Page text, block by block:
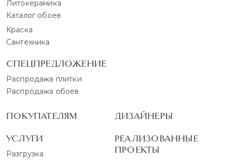
Литокерамика
Каталог обоев
Краска
Сантехника
СПЕЦПРЕДЛОЖЕНИЕ
Распродажа плитки
Распродажа обоев
ПОКУПАТЕЛЯМ
УСЛУГИ
Разгрузка
ДИЗАЙНЕРЫ
РЕАЛИЗОВАННЫЕ
ПРОЕКТЫ